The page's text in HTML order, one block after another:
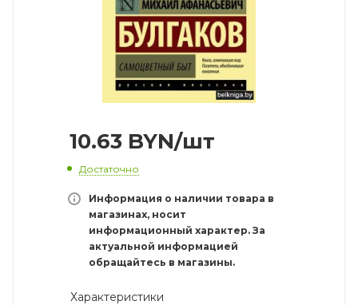
10.63 BYN/шт
Достаточно
Информация о наличии товара в
магазинах, носит
информационный характер. За
актуальной информацией
обращайтесь в магазины.
Характеристики